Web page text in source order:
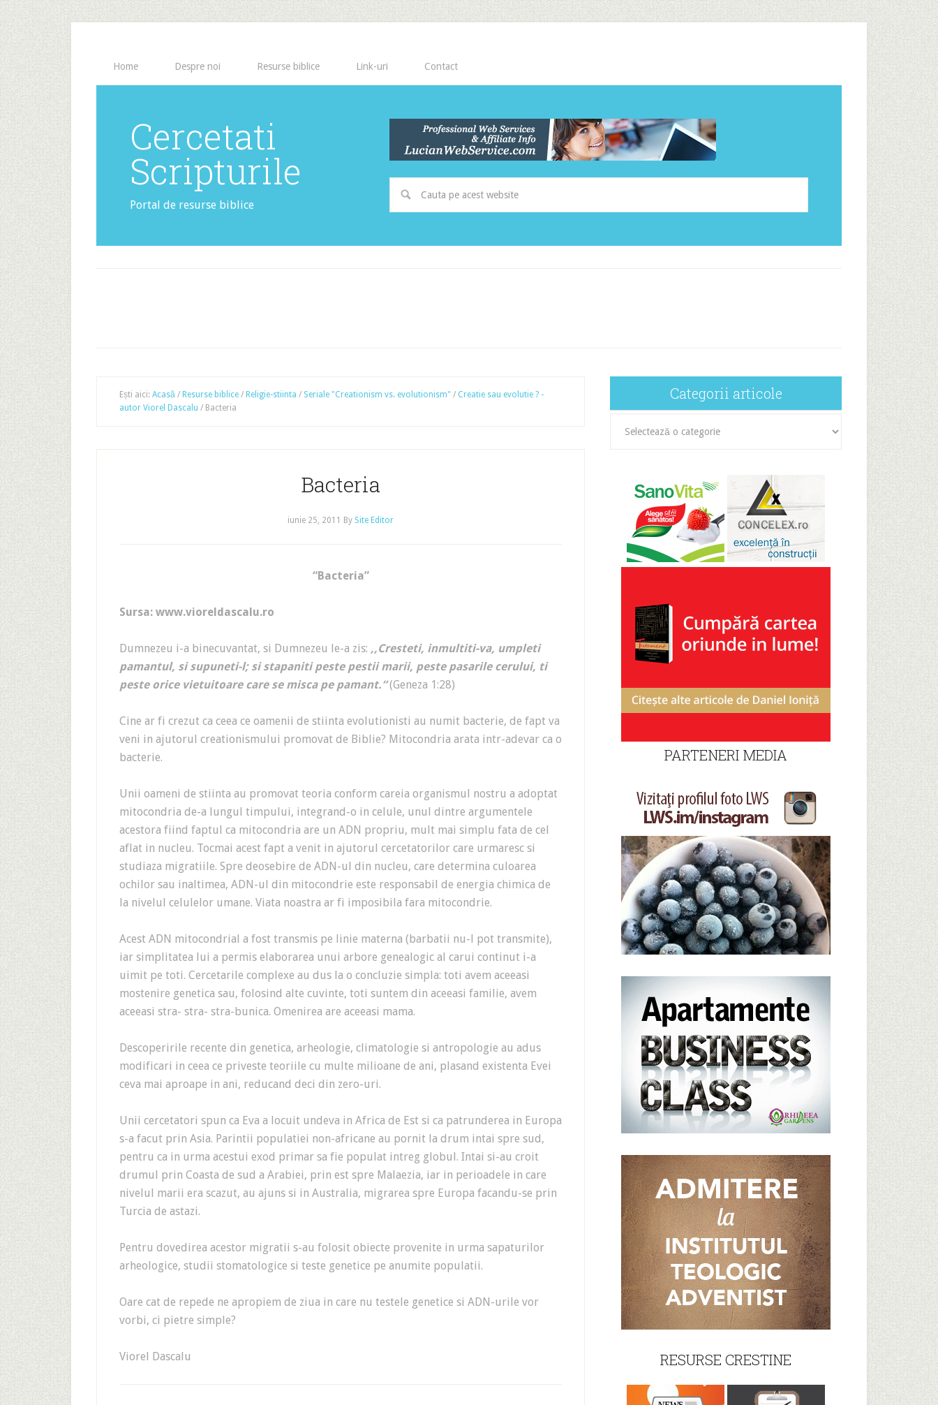
Home Despre noi Resurse biblice Link-uri Contact
Cercetati
Scripturile
Portal de resurse biblice
Ești aici: Acasă / Resurse biblice / Religie-stiinta / Seriale "Creationism vs. evolutionism" / Creatie sau evolutie ? -
autor Viorel Dascalu / Bacteria
Bacteria
iunie 25, 2011 By Site Editor
“Bacteria”
Sursa: www.vioreldascalu.ro
Dumnezeu i-a binecuvantat, si Dumnezeu le-a zis: ,,Cresteti, inmultiti-va, umpleti
pamantul, si supuneti-l; si stapaniti peste pestii marii, peste pasarile cerului, ti
peste orice vietuitoare care se misca pe pamant.“(Geneza 1:28)
Cine ar fi crezut ca ceea ce oamenii de stiinta evolutionisti au numit bacterie, de fapt va
veni in ajutorul creationismului promovat de Biblie? Mitocondria arata intr-adevar ca o
bacterie.
Unii oameni de stiinta au promovat teoria conform careia organismul nostru a adoptat
mitocondria de-a lungul timpului, integrand-o in celule, unul dintre argumentele
acestora fiind faptul ca mitocondria are un ADN propriu, mult mai simplu fata de cel
aflat in nucleu. Tocmai acest fapt a venit in ajutorul cercetatorilor care urmaresc si
studiaza migratiile. Spre deosebire de ADN-ul din nucleu, care determina culoarea
ochilor sau inaltimea, ADN-ul din mitocondrie este responsabil de energia chimica de
la nivelul celulelor umane. Viata noastra ar fi imposibila fara mitocondrie.
Acest ADN mitocondrial a fost transmis pe linie materna (barbatii nu-l pot transmite),
iar simplitatea lui a permis elaborarea unui arbore genealogic al carui continut i-a
uimit pe toti. Cercetarile complexe au dus la o concluzie simpla: toti avem aceeasi
mostenire genetica sau, folosind alte cuvinte, toti suntem din aceeasi familie, avem
aceeasi stra- stra- stra-bunica. Omenirea are aceeasi mama.
Descoperirile recente din genetica, arheologie, climatologie si antropologie au adus
modificari in ceea ce priveste teoriile cu multe milioane de ani, plasand existenta Evei
ceva mai aproape in ani, reducand deci din zero-uri.
Unii cercetatori spun ca Eva a locuit undeva in Africa de Est si ca patrunderea in Europa
s-a facut prin Asia. Parintii populatiei non-africane au pornit la drum intai spre sud,
pentru ca in urma acestui exod primar sa fie populat intreg globul. Intai si-au croit
drumul prin Coasta de sud a Arabiei, prin est spre Malaezia, iar in perioadele in care
nivelul marii era scazut, au ajuns si in Australia, migrarea spre Europa facandu-se prin
Turcia de astazi.
Pentru dovedirea acestor migratii s-au folosit obiecte provenite in urma sapaturilor
arheologice, studii stomatologice si teste genetice pe anumite populatii.
Oare cat de repede ne apropiem de ziua in care nu testele genetice si ADN-urile vor
vorbi, ci pietre simple?
Viorel Dascalu
Categorii articole
articole
PARTENERI MEDIA
RESURSE CRESTINE